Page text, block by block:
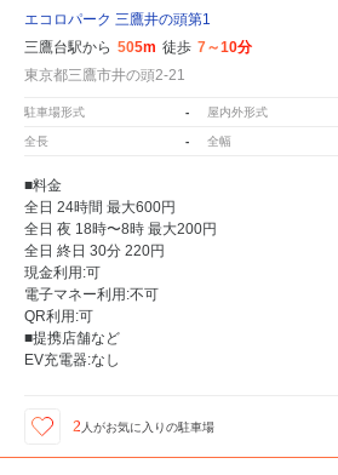
エコロパーク 三鷹井の頭第1
三鷹台駅から 505m 徒歩 7～10分
東京都三鷹市井の頭2-21
駐車場形式 - 屋内外形式
全長 - 全幅
■料金
全日 24時間 最大600円
全日 夜 18時〜8時 最大200円
全日 終日 30分 220円
現金利用:可
電子マネー利用:不可
QR利用:可
■提携店舗など
EV充電器:なし
2 人がお気に入りの駐車場